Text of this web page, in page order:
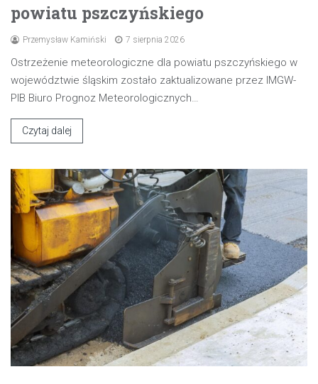
powiatu pszczyńskiego
Przemysław Kamiński 7 sierpnia 2026
Ostrzeżenie meteorologiczne dla powiatu pszczyńskiego w
województwie śląskim zostało zaktualizowane przez IMGW-
PIB Biuro Prognoz Meteorologicznych…
Czytaj dalej